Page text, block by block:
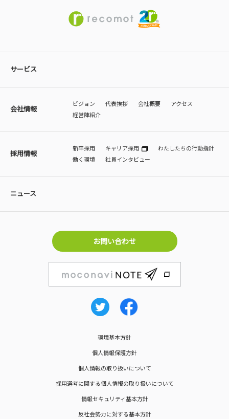
サービス
会社情報
ビジョン 代表挨拶 会社概要
アクセス
経営陣紹介
採用情報
新卒採用 キャリア採用
わたしたちの行動指針
働く環境
社員インタビュー
ニュース
環境基本方針
個人情報保護方針
個人情報の取り扱いについて
採用選考に関する個人情報の取り扱いについて
情報セキュリティ基本方針
反社会勢力に対する基本方針
お問い合わせ